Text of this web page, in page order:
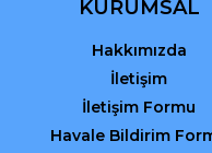
Gönder
KURUMSAL
Hakkımızda
İletişim
İletişim Formu
Havale Bildirim